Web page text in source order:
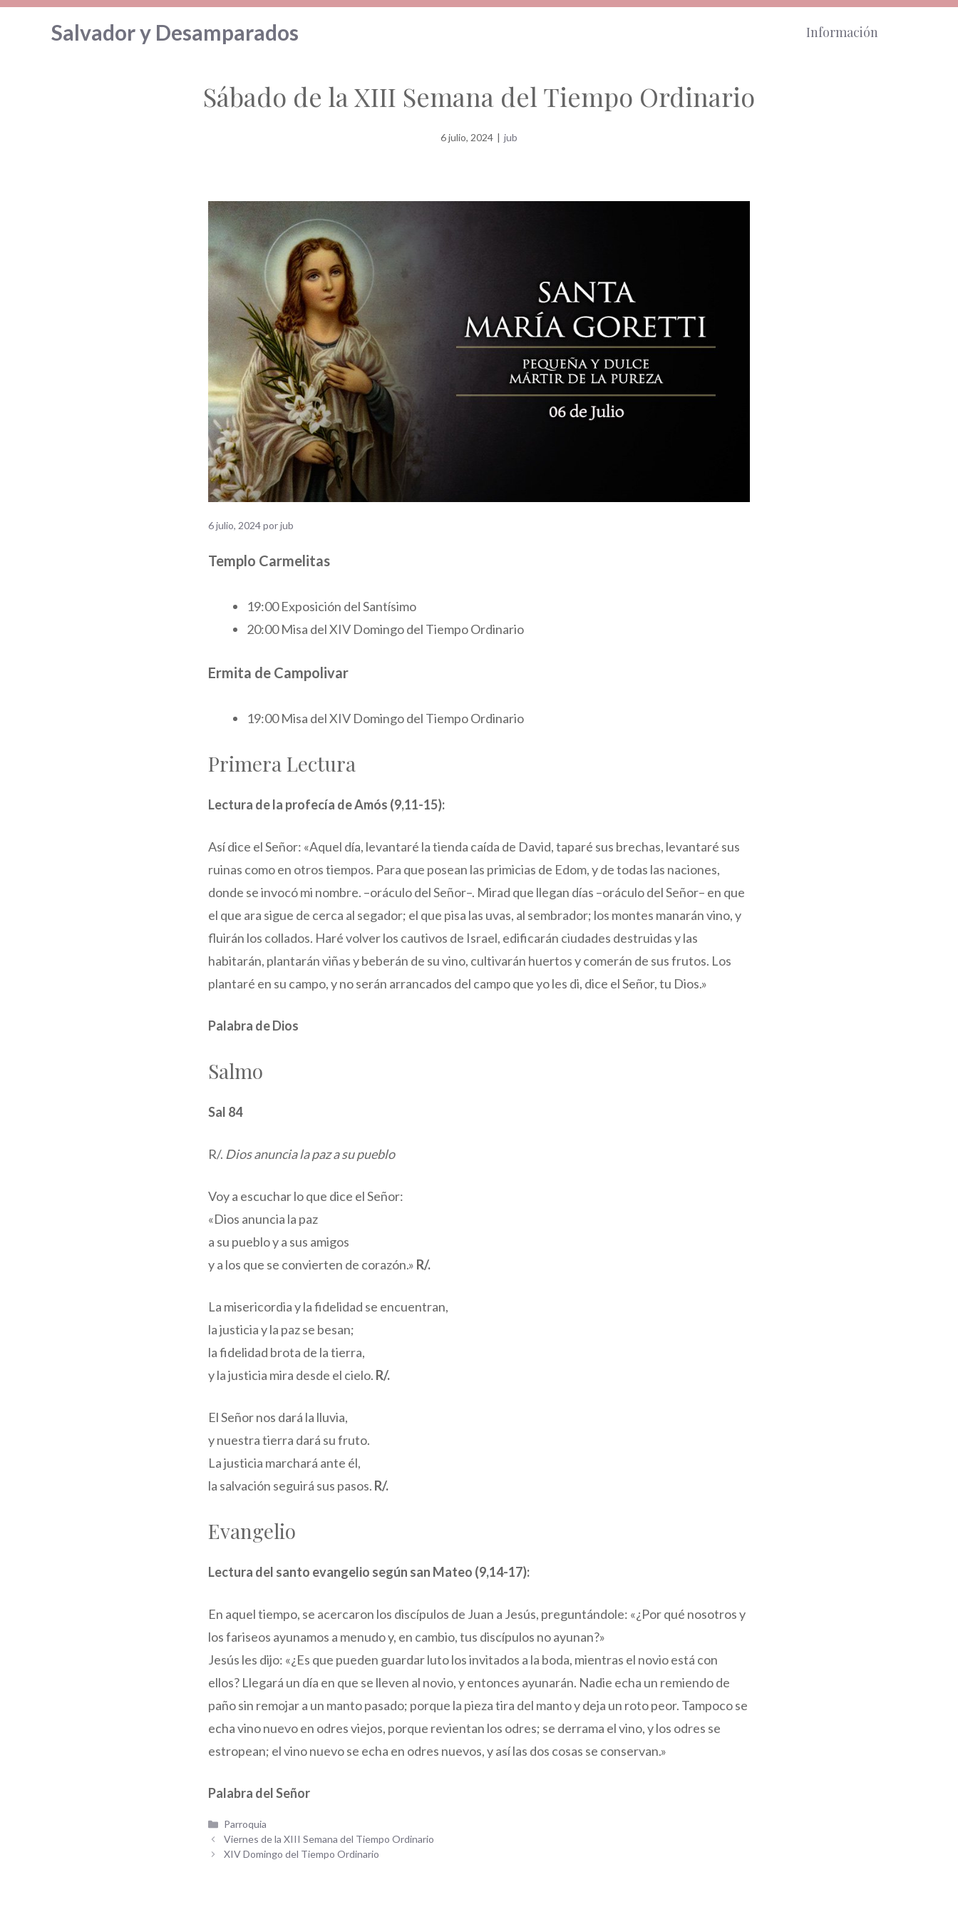
Saltar
Salvador y Desamparados Información
Sábado de la XIII Semana del Tiempo Ordinario
6 julio, 2024 | jub
6 julio, 2024porjub
Templo Carmelitas
19:00 Exposición del Santísimo
20:00 Misa del XIV Domingo del Tiempo Ordinario
Ermita de Campolivar
19:00 Misa del XIV Domingo del Tiempo Ordinario
Primera Lectura
Lectura de la profecía de Amós (9,11-15):
Así dice el Señor: «Aquel día, levantaré la tienda caída de David, taparé sus brechas, levantaré sus
ruinas como en otros tiempos. Para que posean las primicias de Edom, y de todas las naciones,
donde se invocó mi nombre. –oráculo del Señor–. Mirad que llegan días –oráculo del Señor– en que
el que ara sigue de cerca al segador; el que pisa las uvas, al sembrador; los montes manarán vino, y
fluirán los collados. Haré volver los cautivos de Israel, edificarán ciudades destruidas y las
habitarán, plantarán viñas y beberán de su vino, cultivarán huertos y comerán de sus frutos. Los
plantaré en su campo, y no serán arrancados del campo que yo les di, dice el Señor, tu Dios.»
Palabra de Dios
Salmo
Sal 84
R/. Dios anuncia la paz a su pueblo
Voy a escuchar lo que dice el Señor:
«Dios anuncia la paz
a su pueblo y a sus amigos
y a los que se convierten de corazón.» R/.
La misericordia y la fidelidad se encuentran,
la justicia y la paz se besan;
la fidelidad brota de la tierra,
y la justicia mira desde el cielo. R/.
El Señor nos dará la lluvia,
y nuestra tierra dará su fruto.
La justicia marchará ante él,
la salvación seguirá sus pasos. R/.
Evangelio
Lectura del santo evangelio según san Mateo (9,14-17):
En aquel tiempo, se acercaron los discípulos de Juan a Jesús, preguntándole: «¿Por qué nosotros y
los fariseos ayunamos a menudo y, en cambio, tus discípulos no ayunan?»
Jesús les dijo: «¿Es que pueden guardar luto los invitados a la boda, mientras el novio está con
ellos? Llegará un día en que se lleven al novio, y entonces ayunarán. Nadie echa un remiendo de
paño sin remojar a un manto pasado; porque la pieza tira del manto y deja un roto peor. Tampoco se
echa vino nuevo en odres viejos, porque revientan los odres; se derrama el vino, y los odres se
estropean; el vino nuevo se echa en odres nuevos, y así las dos cosas se conservan.»
Palabra del Señor
Categorías
Parroquia
Viernes de la XIII Semana del Tiempo Ordinario
XIV Domingo del Tiempo Ordinario